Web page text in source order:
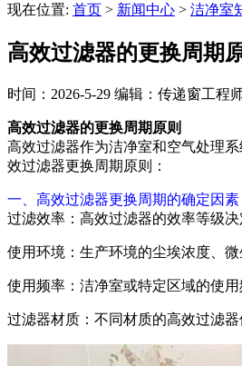
现在位置: 首页 > 新闻中心 > 洁净室
高效过滤器的更换周期
时间：2026-5-29 编辑：传递窗工程
高效过滤器的更换周期原则
高效过滤器作为洁净室和空气处理系
效过滤器更换周期原则：
一、高效过滤器更换周期的确定因素
过滤效率：高效过滤器的效率等级
使用环境：生产环境的尘埃浓度、
使用频率：洁净室或特定区域的使
过滤器材质：不同材质的高效过滤